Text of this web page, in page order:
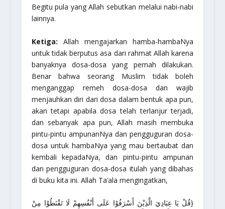
Begitu pula yang Allah sebutkan melalui nabi-nabi
lainnya.
Ketiga: Allah mengajarkan hamba-hambaNya
untuk tidak berputus asa dari rahmat Allah karena
banyaknya dosa-dosa yang pernah dilakukan.
Benar bahwa seorang Muslim tidak boleh
menganggap remeh dosa-dosa dan wajib
menjauhkan diri dari dosa dalam bentuk apa pun,
akan tetapi apabila dosa telah terlanjur terjadi,
dan sebanyak apa pun, Allah masih membuka
pintu-pintu ampunanNya dan pengguguran dosa-
dosa untuk hambaNya yang mau bertaubat dan
kembali kepadaNya, dan pintu-pintu ampunan
dan pengguguran dosa-dosa itulah yang dibahas
di buku kita ini. Allah Ta’ala mengingatkan,
{قُلْ يَا عِبَادِيَ الَّذِيْنَ أَسْرَفُوْا عَلَى أَنْفُسِهِمْ لَا تَقْنَطُوْا مِنْ